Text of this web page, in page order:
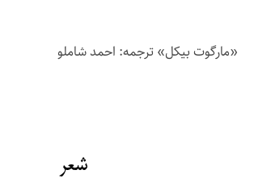
«مارگوت بیکل» ترجمه: احمد شاملو
شعر